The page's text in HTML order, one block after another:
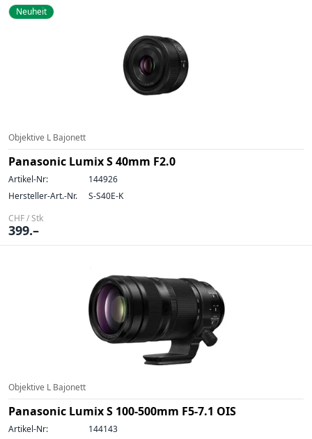
Neuheit
Objektive L Bajonett
Panasonic Lumix S 40mm F2.0
Artikel-Nr:
144926
Hersteller-Art.-Nr.
S-S40E-K
CHF / Stk
399.–
Objektive L Bajonett
Panasonic Lumix S 100-500mm F5-7.1 OIS
Artikel-Nr:
144143